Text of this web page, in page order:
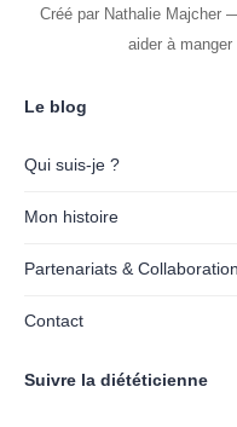
Créé par Nathalie Majcher
aider à
Le blog
Qui suis-je ?
Mon histoire
Partenariats &
Contact
Suivre la diététicienne